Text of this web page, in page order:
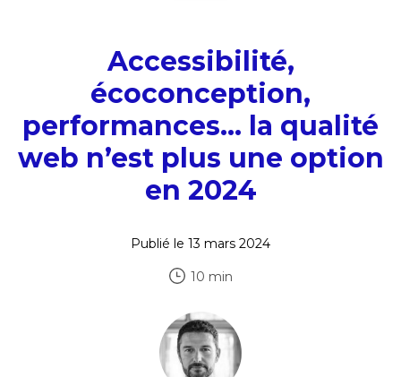
Accessibilité,
écoconception,
performances… la qualité
web n’est plus une option
en 2024
Publié le 13 mars 2024
10 min